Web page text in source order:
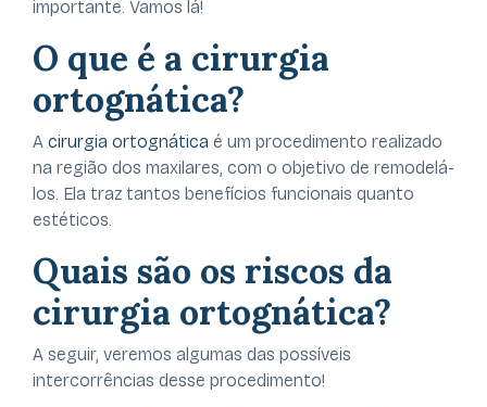
importante. Vamos lá!
O que é a cirurgia
ortognática?
A cirurgia ortognática é um procedimento realizado
na região dos maxilares, com o objetivo de remodelá-
los. Ela traz tantos benefícios funcionais quanto
estéticos.
Quais são os riscos da
cirurgia ortognática?
A seguir, veremos algumas das possíveis
intercorrências desse procedimento!